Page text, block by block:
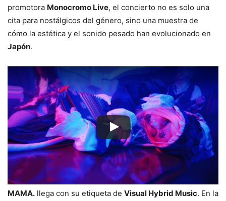
promotora Monocromo Live, el concierto no es solo una
cita para nostálgicos del género, sino una muestra de
cómo la estética y el sonido pesado han evolucionado en
Japón.
MAMA. llega con su etiqueta de Visual Hybrid Music. En la